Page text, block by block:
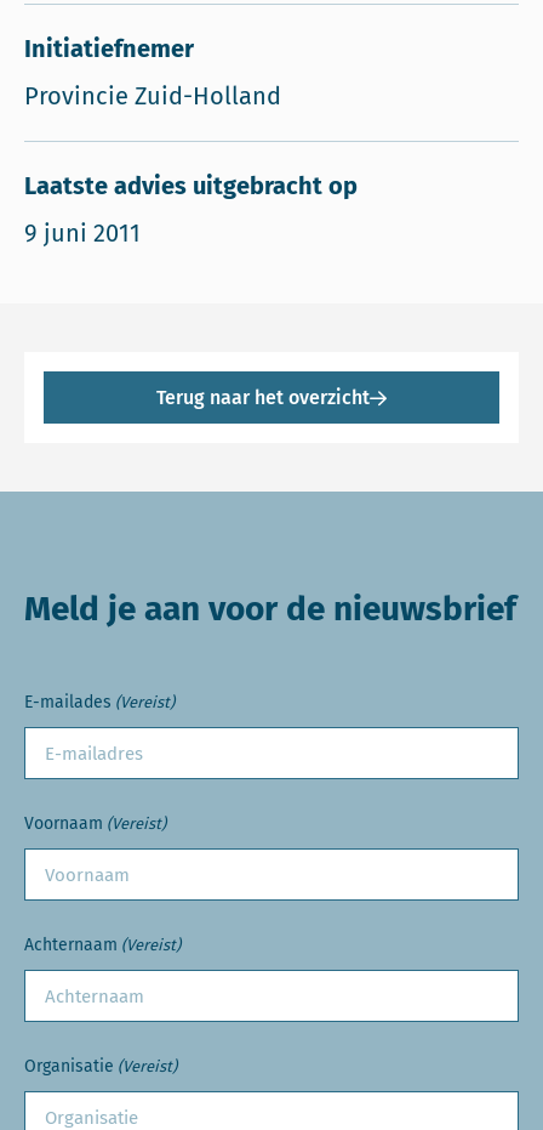
Initiatiefnemer
Provincie Zuid-Holland
Laatste advies uitgebracht op
9 juni 2011
Terug naar het overzicht
Meld je aan voor de nieuwsbrief
E-mailades (Vereist)
Voornaam (Vereist)
Achternaam (Vereist)
Organisatie (Vereist)